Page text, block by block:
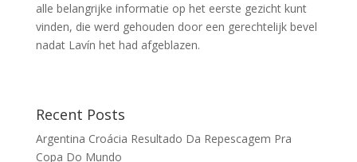
alle belangrijke informatie op het eerste gezicht kunt
vinden, die werd gehouden door een gerechtelijk bevel
nadat Lavín het had afgeblazen.
Recent Posts
Argentina Croácia Resultado Da Repescagem Pra
Copa Do Mundo